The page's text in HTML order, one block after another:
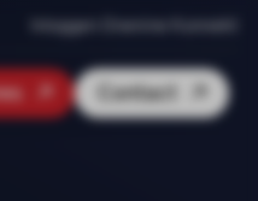
Inloggen Onenine Konnekt
Contact